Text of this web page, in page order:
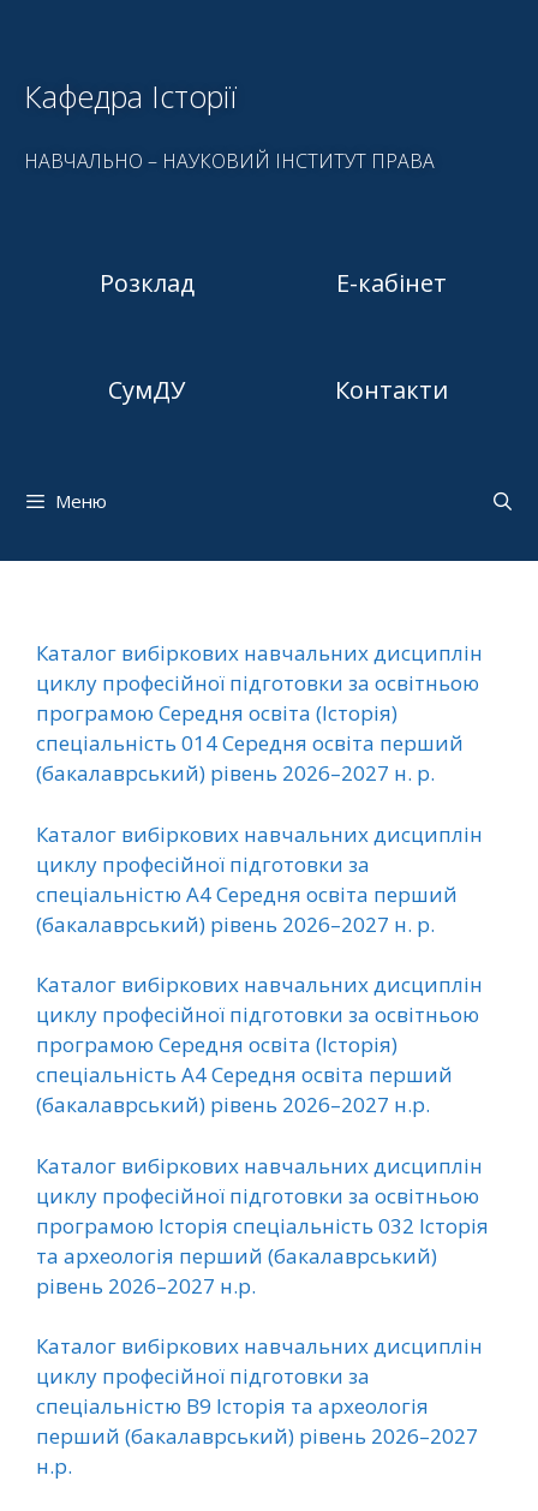
Кафедра Історії
НАВЧАЛЬНО – НАУКОВИЙ ІНСТИТУТ ПРАВА
Розклад Е-кабінет
СумДУ Контакти
Меню
Каталог вибіркових навчальних дисциплін
циклу професійної підготовки за освітньою
програмою Середня освіта (Історія)
спеціальність 014 Середня освіта перший
(бакалаврський) рівень 2026–2027 н. р.
Каталог вибіркових навчальних дисциплін
циклу професійної підготовки за
спеціальністю A4 Середня освіта перший
(бакалаврський) рівень 2026–2027 н. р.
Каталог вибіркових навчальних дисциплін
циклу професійної підготовки за освітньою
програмою Середня освіта (Історія)
спеціальність A4 Середня освіта перший
(бакалаврський) рівень 2026–2027 н.р.
Каталог вибіркових навчальних дисциплін
циклу професійної підготовки за освітньою
програмою Історія спеціальність 032 Історія
та археологія перший (бакалаврський)
рівень 2026–2027 н.р.
Каталог вибіркових навчальних дисциплін
циклу професійної підготовки за
спеціальністю B9 Історія та археологія
перший (бакалаврський) рівень 2026–2027
н.р.